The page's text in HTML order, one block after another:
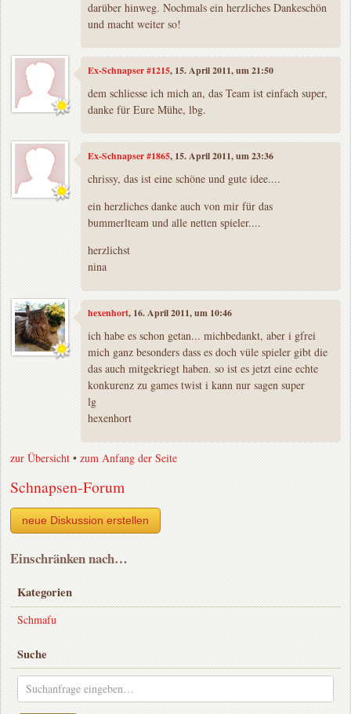
darüber hinweg. Nochmals ein herzliches Dankeschön
und macht weiter so!
Ex-Schnapser #1215, 15. April 2011, um 21:50
dem schliesse ich mich an, das Team ist einfach super,
danke für Eure Mühe, lbg.
Ex-Schnapser #1865, 15. April 2011, um 23:36
chrissy, das ist eine schöne und gute idee....
ein herzliches danke auch von mir für das
bummerlteam und alle netten spieler....
herzlichst
nina
hexenhort, 16. April 2011, um 10:46
ich habe es schon getan... michbedankt, aber i gfrei
mich ganz besonders dass es doch vüle spieler gibt die
das auch mitgekriegt haben. so ist es jetzt eine echte
konkurenz zu games twist i kann nur sagen super
lg
hexenhort
zur Übersicht •zum Anfang der Seite
Schnapsen-Forum
neue Diskussion erstellen
Einschränken nach…
Kategorien
Schmafu
Suche